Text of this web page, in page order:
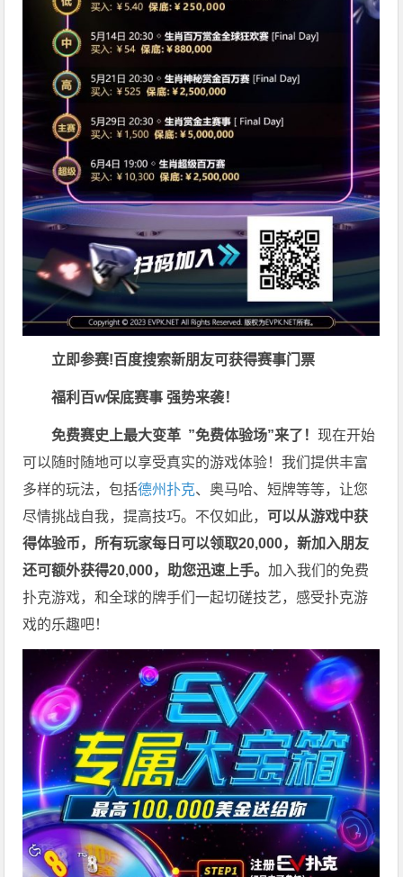
立即参赛!百度搜索新朋友可获得赛事门票
福利 百w保底赛事 强势来袭！
免费赛史上最大变革 ”免费体验场”来了！现在开始
可以随时随地可以享受真实的游戏体验！我们提供丰富
多样的玩法，包括德州扑克、奥马哈、短牌等等，让您
尽情挑战自我，提高技巧。不仅如此， 可以从游戏中获
得体验币，所有玩家每日可以领取20,000，新加入朋友
还可额外获得20,000，助您迅速上手。加入我们的免费
扑克游戏，和全球的牌手们一起切磋技艺，感受扑克游
戏的乐趣吧！